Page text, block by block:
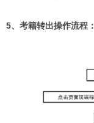
5、考籍转出操作流程：